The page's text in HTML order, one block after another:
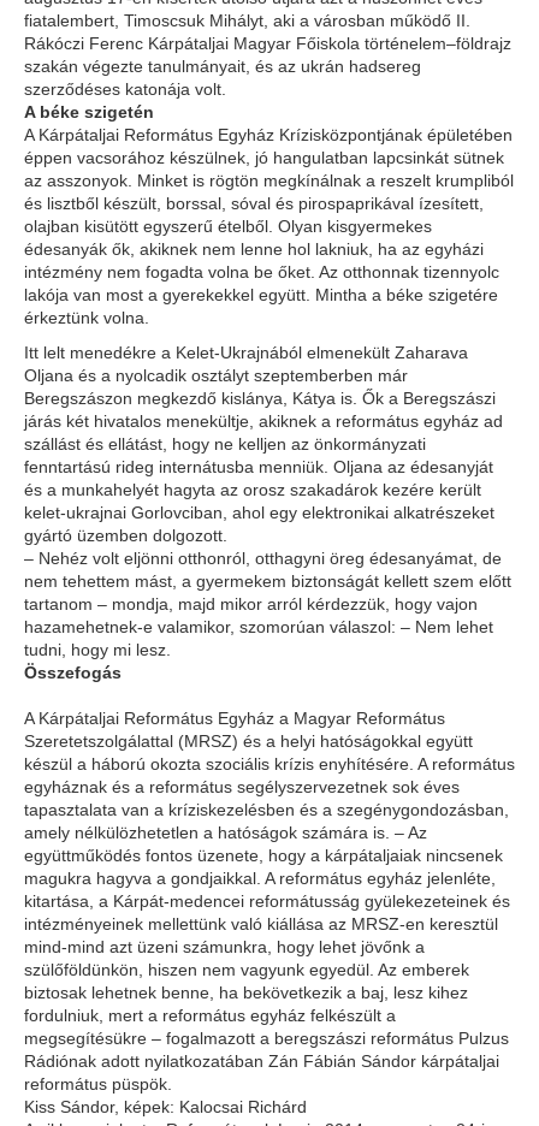
fiatalembert, Timoscsuk Mihályt, aki a városban működő II.
Rákóczi Ferenc Kárpátaljai Magyar Főiskola történelem–földrajz
szakán végezte tanulmányait, és az ukrán hadsereg
szerződéses katonája volt.
A béke szigetén
A Kárpátaljai Református Egyház Krízisközpontjának épületében
éppen vacsorához készülnek, jó hangulatban lapcsinkát sütnek
az asszonyok. Minket is rögtön megkínálnak a reszelt krumpliból
és lisztből készült, borssal, sóval és pirospaprikával ízesített,
olajban kisütött egyszerű ételből. Olyan kisgyermekes
édesanyák ők, akiknek nem lenne hol lakniuk, ha az egyházi
intézmény nem fogadta volna be őket. Az otthonnak tizennyolc
lakója van most a gyerekekkel együtt. Mintha a béke szigetére
érkeztünk volna.
Itt lelt menedékre a Kelet-Ukrajnából elmenekült Zaharava
Oljana és a nyolcadik osztályt szeptemberben már
Beregszászon megkezdő kislánya, Kátya is. Ők a Beregszászi
járás két hivatalos menekültje, akiknek a református egyház ad
szállást és ellátást, hogy ne kelljen az önkormányzati
fenntartású rideg internátusba menniük. Oljana az édesanyját
és a munkahelyét hagyta az orosz szakadárok kezére került
kelet-ukrajnai Gorlovciban, ahol egy elektronikai alkatrészeket
gyártó üzemben dolgozott.
– Nehéz volt eljönni otthonról, otthagyni öreg édesanyámat, de
nem tehettem mást, a gyermekem biztonságát kellett szem előtt
tartanom – mondja, majd mikor arról kérdezzük, hogy vajon
hazamehetnek-e valamikor, szomorúan válaszol: – Nem lehet
tudni, hogy mi lesz.
Összefogás
A Kárpátaljai Református Egyház a Magyar Református
Szeretetszolgálattal (MRSZ) és a helyi hatóságokkal együtt
készül a háború okozta szociális krízis enyhítésére. A református
egyháznak és a református segélyszervezetnek sok éves
tapasztalata van a kríziskezelésben és a szegénygondozásban,
amely nélkülözhetetlen a hatóságok számára is. – Az
együttműködés fontos üzenete, hogy a kárpátaljaiak nincsenek
magukra hagyva a gondjaikkal. A református egyház jelenléte,
kitartása, a Kárpát-medencei reformátusság gyülekezeteinek és
intézményeinek mellettünk való kiállása az MRSZ-en keresztül
mind-mind azt üzeni számunkra, hogy lehet jövőnk a
szülőföldünkön, hiszen nem vagyunk egyedül. Az emberek
biztosak lehetnek benne, ha bekövetkezik a baj, lesz kihez
fordulniuk, mert a református egyház felkészült a
megsegítésükre – fogalmazott a beregszászi református Pulzus
Rádiónak adott nyilatkozatában Zán Fábián Sándor kárpátaljai
református püspök.
Kiss Sándor, képek: Kalocsai Richárd